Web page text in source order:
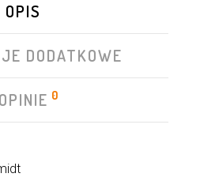
OPIS
DODATKOWE
OPINIE 0